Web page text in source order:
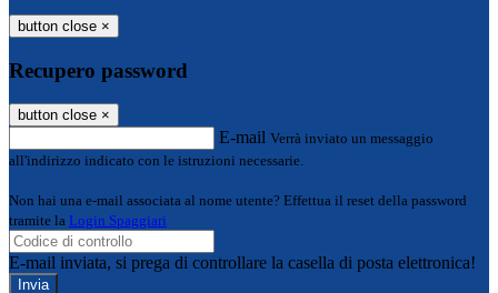
button close ×
Recupero password
button close ×
E-mail Verrà inviato un messaggio
all'indirizzo indicato con le istruzioni necessarie.
Non hai una e-mail associata al nome utente? Effettua il reset della password
tramite la Login Spaggiari
E-mail inviata, si prega di controllare la casella di posta elettronica!